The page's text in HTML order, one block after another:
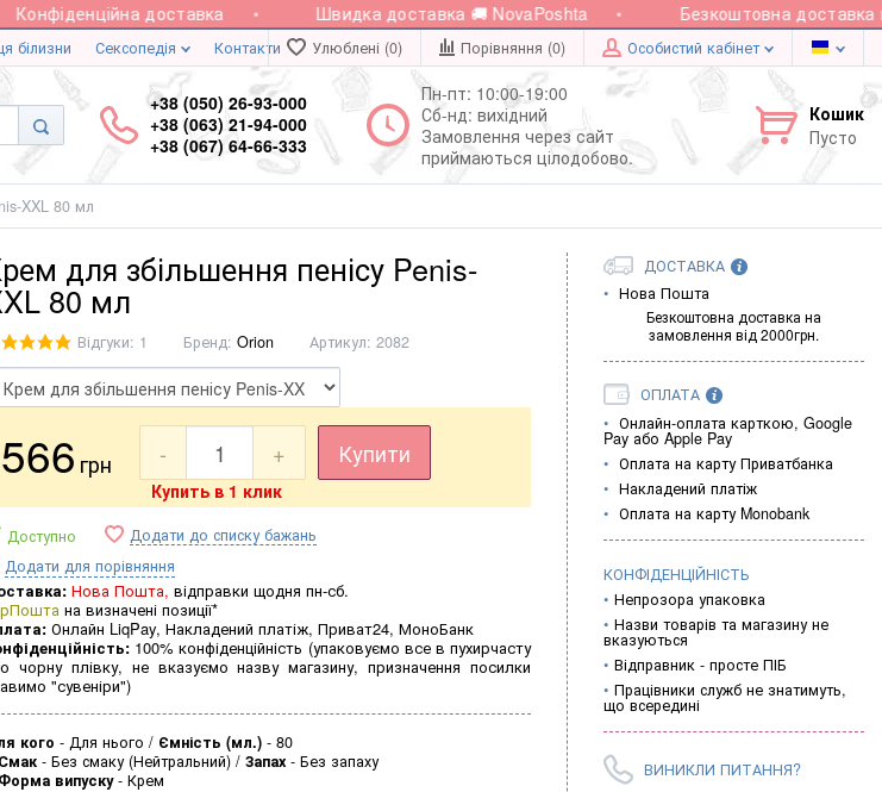
Конфіденційна доставка Швидка доставка 🚚 NovaPoshta Безкоштовна доставка
білизни Сексопедія Контакти Улюблені (0) Порівняння (0) Особистий кабінет
+38 (050) 26-93-000
+38 (063) 21-94-000
+38 (067) 64-66-333
Пн-пт: 10:00-19:00
Сб-нд: вихідний
Замовлення через сайт
приймаються цілодобово.
Кошик
Пусто
XXL 80 мл
для збільшення пенісу Penis-
80 мл
Відгуки: 1 Бренд: Orion Артикул: 2082
566 грн - + Купити
Купить в 1 клик
Доступно
Додати до списку бажань
Додати для порівняння
Нова Пошта, відправки щодня пн-сб.
на визначені позиції*
Онлайн LiqPay, Накладений платіж, Приват24, МоноБанк
100% конфіденційність (упаковуємо все в пухирчасту
чорну плівку, не вказуємо назву магазину, призначення посилки
"сувеніри")
кого - Для нього Ємність (мл.) - 80
Смак - Без смаку (Нейтральний) Запах - Без запаху
Форма випуску - Крем
ДОСТАВКА
Нова Пошта
Безкоштовна доставка на
замовлення від 2000грн.
ОПЛАТА
Онлайн-оплата карткою, Google
Pay або Apple Pay
Оплата на карту Приватбанка
Накладений платіж
Оплата на карту Monobank
КОНФІДЕНЦІЙНІСТЬ
Непрозора упаковка
Назви товарів та магазину не
вказуються
Відправник - просте ПІБ
Працівники служб не знатимуть,
що всередині
ВИНИКЛИ ПИТАННЯ?